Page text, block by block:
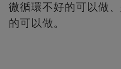
微循環不好的可以做
的可以做。